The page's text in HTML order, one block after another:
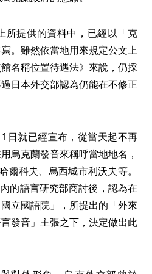
所提供的資料中，已經以「克
。雖然依當地用來規定公文上
名稱位置待遇法》來說，仍採
日本外交部認為仍能在不修正
日就已經宣布，從當天起不再
烏克蘭發音來稱呼當地地名，
爾科夫、烏西城市利沃夫等。
的語言研究部商討後，認為在
立國語院」，所提出的「外來
發音」主張之下，決定做出此